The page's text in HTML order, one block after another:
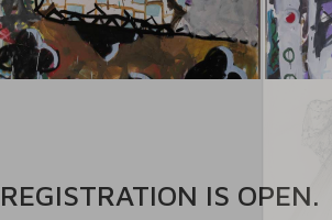
REGISTRATION IS OPEN.